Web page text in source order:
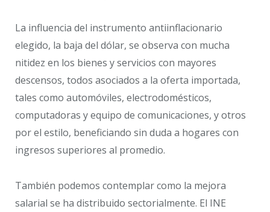
La influencia del instrumento antiinflacionario
elegido, la baja del dólar, se observa con mucha
nitidez en los bienes y servicios con mayores
descensos, todos asociados a la oferta importada,
tales como automóviles, electrodomésticos,
computadoras y equipo de comunicaciones, y otros
por el estilo, beneficiando sin duda a hogares con
ingresos superiores al promedio.
También podemos contemplar como la mejora
salarial se ha distribuido sectorialmente. El INE